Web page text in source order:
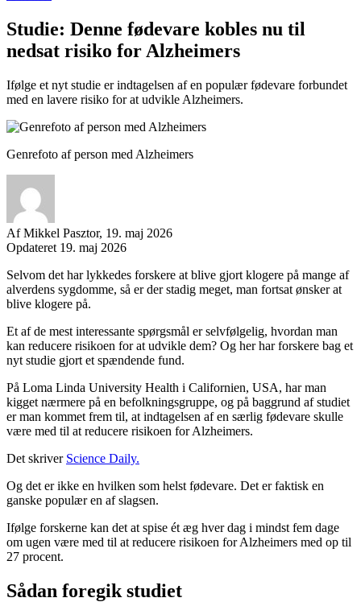
Studie: Denne fødevare kobles nu til
nedsat risiko for Alzheimers
Ifølge et nyt studie er indtagelsen af en populær fødevare forbundet
med en lavere risiko for at udvikle Alzheimers.
Genrefoto af person med Alzheimers
Af Mikkel Pasztor, 19. maj 2026
Opdateret 19. maj 2026
Selvom det har lykkedes forskere at blive gjort klogere på mange af
alverdens sygdomme, så er der stadig meget, man fortsat ønsker at
blive klogere på.
Et af de mest interessante spørgsmål er selvfølgelig, hvordan man
kan reducere risikoen for at udvikle dem? Og her har forskere bag et
nyt studie gjort et spændende fund.
På Loma Linda University Health i Californien, USA, har man
kigget nærmere på en befolkningsgruppe, og på baggrund af studiet
er man kommet frem til, at indtagelsen af en særlig fødevare skulle
være med til at reducere risikoen for Alzheimers.
Det skriver Science Daily.
Og det er ikke en hvilken som helst fødevare. Det er faktisk en
ganske populær en af slagsen.
Ifølge forskerne kan det at spise ét æg hver dag i mindst fem dage
om ugen være med til at reducere risikoen for Alzheimers med op til
27 procent.
Sådan foregik studiet